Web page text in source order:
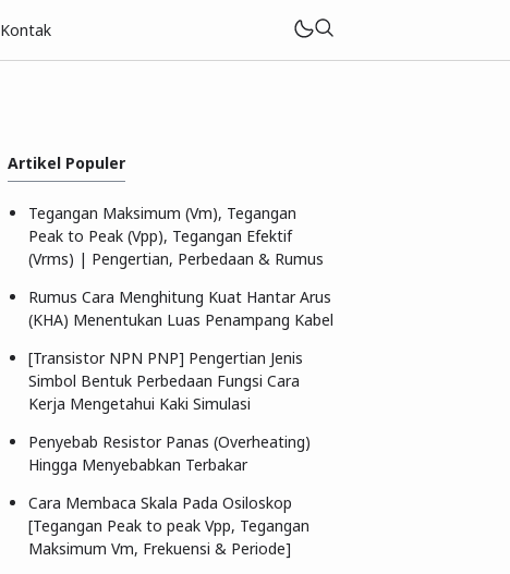
Kontak
Artikel Populer
Tegangan Maksimum (Vm), Tegangan
Peak to Peak (Vpp), Tegangan Efektif
(Vrms) | Pengertian, Perbedaan & Rumus
Rumus Cara Menghitung Kuat Hantar Arus
(KHA) Menentukan Luas Penampang Kabel
[Transistor NPN PNP] Pengertian Jenis
Simbol Bentuk Perbedaan Fungsi Cara
Kerja Mengetahui Kaki Simulasi
Penyebab Resistor Panas (Overheating)
Hingga Menyebabkan Terbakar
Cara Membaca Skala Pada Osiloskop
[Tegangan Peak to peak Vpp, Tegangan
Maksimum Vm, Frekuensi & Periode]